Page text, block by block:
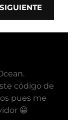
código de
pues me
😀